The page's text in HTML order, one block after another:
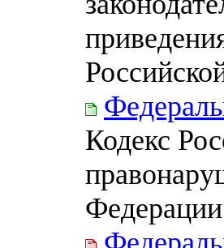
Кодекс
Федерации